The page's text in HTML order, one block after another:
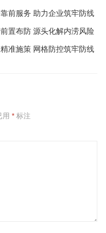
前服务 助力企业筑牢防线
置布防 源头化解内涝风险
准施策 网格防控筑牢防线
用 *标注